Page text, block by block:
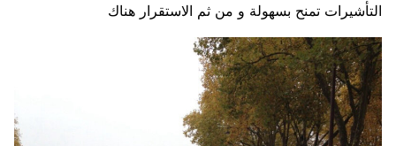
التأشيرات تمنح بسهولة و من ثم الاستقرار هناك